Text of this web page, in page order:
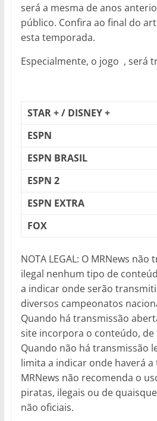
será a mesma de anos
público. Confira ao final do
esta temporada.
Especialmente, o jogo , será
STAR + / DISNEY +
ESPN
ESPN BRASIL
ESPN 2
ESPN EXTRA
FOX
NOTA LEGAL: O MRNews
ilegal nenhum tipo de
a indicar onde serão
diversos campeonatos
Quando há transmissão
site incorpora o conteúdo, de
Quando não há transmissão
limita a indicar onde haverá a
MRNews não recomenda o
piratas, ilegais ou de
não oficiais.